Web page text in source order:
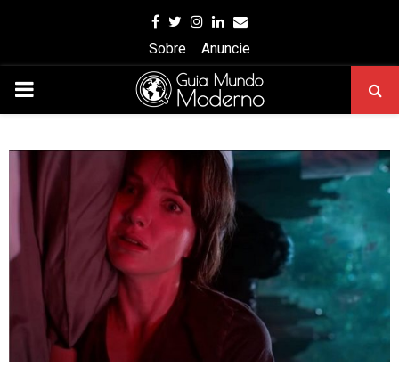
Facebook
Twitter
Instagram
Linkedin
Email
Sobre
Anuncie
PRIMARY